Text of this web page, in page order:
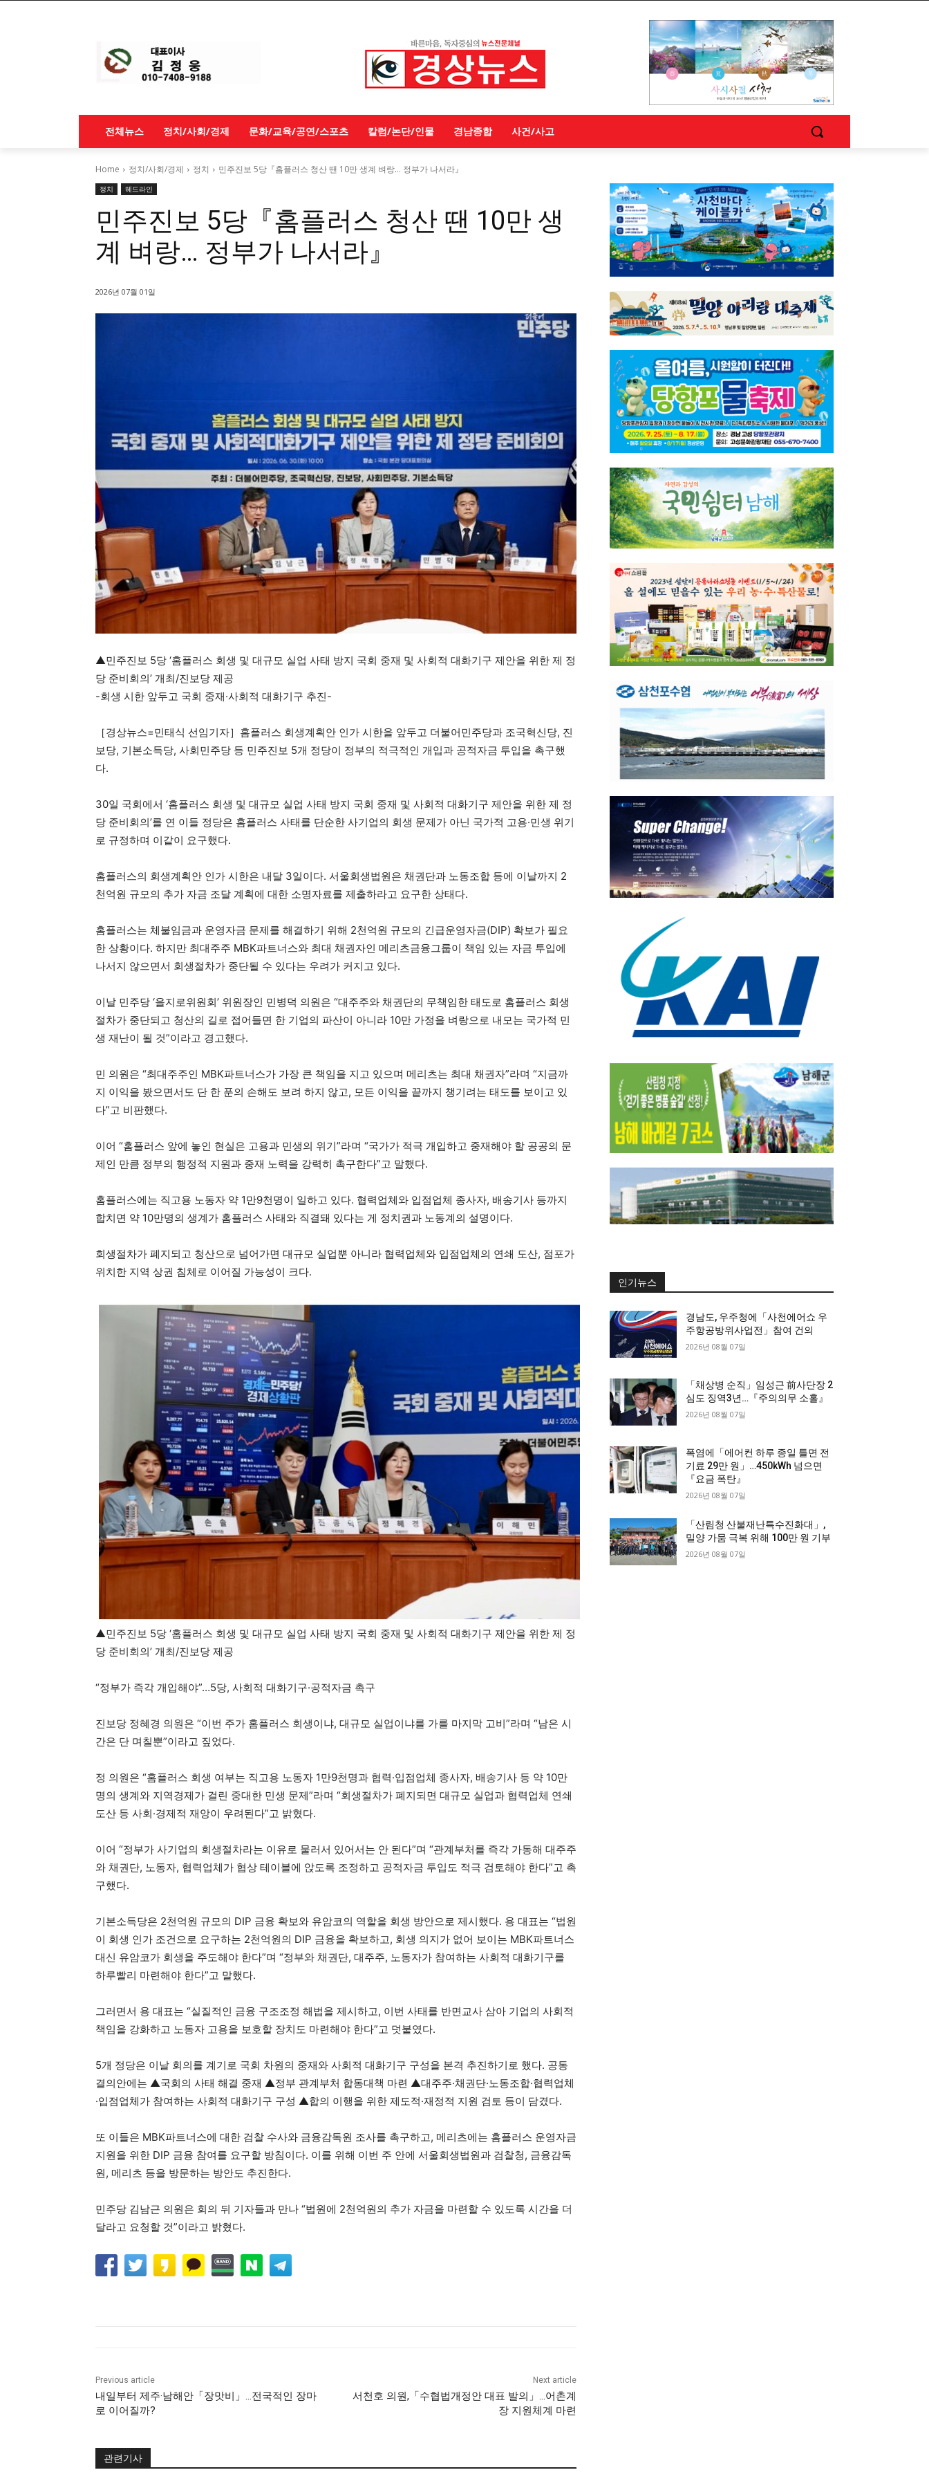
전체뉴스 정치/사회/경제 문화/교육/공연/스포츠 칼럼/논단/인물 경남종합 사건/사고
Home 정치/사회/경제 정치 민주진보 5당『홈플러스 청산 땐 10만 생계 벼랑... 정부가 나서라』
정치 헤드라인
민주진보 5당『홈플러스 청산 땐 10만 생
계 벼랑… 정부가 나서라』
2026년 07월 01일
▲민주진보 5당 ‘홈플러스 회생 및 대규모 실업 사태 방지 국회 중재 및 사회적 대화기구 제안을 위한 제 정
당 준비회의’ 개최/진보당 제공
-회생 시한 앞두고 국회 중재·사회적 대화기구 추진-
［경상뉴스=민태식 선임기자］홈플러스 회생계획안 인가 시한을 앞두고 더불어민주당과 조국혁신당, 진
보당, 기본소득당, 사회민주당 등 민주진보 5개 정당이 정부의 적극적인 개입과 공적자금 투입을 촉구했
다.
30일 국회에서 ‘홈플러스 회생 및 대규모 실업 사태 방지 국회 중재 및 사회적 대화기구 제안을 위한 제 정
당 준비회의’를 연 이들 정당은 홈플러스 사태를 단순한 사기업의 회생 문제가 아닌 국가적 고용·민생 위기
로 규정하며 이같이 요구했다.
홈플러스의 회생계획안 인가 시한은 내달 3일이다. 서울회생법원은 채권단과 노동조합 등에 이날까지 2
천억원 규모의 추가 자금 조달 계획에 대한 소명자료를 제출하라고 요구한 상태다.
홈플러스는 체불임금과 운영자금 문제를 해결하기 위해 2천억원 규모의 긴급운영자금(DIP) 확보가 필요
한 상황이다. 하지만 최대주주 MBK파트너스와 최대 채권자인 메리츠금융그룹이 책임 있는 자금 투입에
나서지 않으면서 회생절차가 중단될 수 있다는 우려가 커지고 있다.
이날 민주당 ‘을지로위원회’ 위원장인 민병덕 의원은 “대주주와 채권단의 무책임한 태도로 홈플러스 회생
절차가 중단되고 청산의 길로 접어들면 한 기업의 파산이 아니라 10만 가정을 벼랑으로 내모는 국가적 민
생 재난이 될 것”이라고 경고했다.
민 의원은 “최대주주인 MBK파트너스가 가장 큰 책임을 지고 있으며 메리츠는 최대 채권자”라며 “지금까
지 이익을 봤으면서도 단 한 푼의 손해도 보려 하지 않고, 모든 이익을 끝까지 챙기려는 태도를 보이고 있
다”고 비판했다.
이어 “홈플러스 앞에 놓인 현실은 고용과 민생의 위기”라며 “국가가 적극 개입하고 중재해야 할 공공의 문
제인 만큼 정부의 행정적 지원과 중재 노력을 강력히 촉구한다”고 말했다.
홈플러스에는 직고용 노동자 약 1만9천명이 일하고 있다. 협력업체와 입점업체 종사자, 배송기사 등까지
합치면 약 10만명의 생계가 홈플러스 사태와 직결돼 있다는 게 정치권과 노동계의 설명이다.
회생절차가 폐지되고 청산으로 넘어가면 대규모 실업뿐 아니라 협력업체와 입점업체의 연쇄 도산, 점포가
위치한 지역 상권 침체로 이어질 가능성이 크다.
▲민주진보 5당 ‘홈플러스 회생 및 대규모 실업 사태 방지 국회 중재 및 사회적 대화기구 제안을 위한 제 정
당 준비회의’ 개최/진보당 제공
“정부가 즉각 개입해야”…5당, 사회적 대화기구·공적자금 촉구
진보당 정혜경 의원은 “이번 주가 홈플러스 회생이냐, 대규모 실업이냐를 가를 마지막 고비”라며 “남은 시
간은 단 며칠뿐”이라고 짚었다.
정 의원은 “홈플러스 회생 여부는 직고용 노동자 1만9천명과 협력·입점업체 종사자, 배송기사 등 약 10만
명의 생계와 지역경제가 걸린 중대한 민생 문제”라며 “회생절차가 폐지되면 대규모 실업과 협력업체 연쇄
도산 등 사회·경제적 재앙이 우려된다”고 밝혔다.
이어 “정부가 사기업의 회생절차라는 이유로 물러서 있어서는 안 된다”며 “관계부처를 즉각 가동해 대주주
와 채권단, 노동자, 협력업체가 협상 테이블에 앉도록 조정하고 공적자금 투입도 적극 검토해야 한다”고 촉
구했다.
기본소득당은 2천억원 규모의 DIP 금융 확보와 유암코의 역할을 회생 방안으로 제시했다. 용 대표는 “법원
이 회생 인가 조건으로 요구하는 2천억원의 DIP 금융을 확보하고, 회생 의지가 없어 보이는 MBK파트너스
대신 유암코가 회생을 주도해야 한다”며 “정부와 채권단, 대주주, 노동자가 참여하는 사회적 대화기구를
하루빨리 마련해야 한다”고 말했다.
그러면서 용 대표는 “실질적인 금융 구조조정 해법을 제시하고, 이번 사태를 반면교사 삼아 기업의 사회적
책임을 강화하고 노동자 고용을 보호할 장치도 마련해야 한다”고 덧붙였다.
5개 정당은 이날 회의를 계기로 국회 차원의 중재와 사회적 대화기구 구성을 본격 추진하기로 했다. 공동
결의안에는 ▲국회의 사태 해결 중재 ▲정부 관계부처 합동대책 마련 ▲대주주·채권단·노동조합·협력업체
·입점업체가 참여하는 사회적 대화기구 구성 ▲합의 이행을 위한 제도적·재정적 지원 검토 등이 담겼다.
또 이들은 MBK파트너스에 대한 검찰 수사와 금융감독원 조사를 촉구하고, 메리츠에는 홈플러스 운영자금
지원을 위한 DIP 금융 참여를 요구할 방침이다. 이를 위해 이번 주 안에 서울회생법원과 검찰청, 금융감독
원, 메리츠 등을 방문하는 방안도 추진한다.
민주당 김남근 의원은 회의 뒤 기자들과 만나 “법원에 2천억원의 추가 자금을 마련할 수 있도록 시간을 더
달라고 요청할 것”이라고 밝혔다.
Previous article
내일부터 제주·남해안「장맛비」…전국적인 장마
로 이어질까?
Next article
서천호 의원,「수협법개정안 대표 발의」…어촌계
장 지원체계 마련
관련기사
인기뉴스
경남도, 우주청에「사천에어쇼 우
주항공방위사업전」참여 건의
2026년 08월 07일
「채상병 순직」임성근 前사단장 2
심도 징역3년…『주의의무 소홀』
2026년 08월 07일
폭염에「에어컨 하루 종일 틀면 전
기료 29만 원」…450kWh 넘으면
『요금 폭탄』
2026년 08월 07일
「산림청 산불재난특수진화대」,
밀양 가뭄 극복 위해 100만 원 기부
2026년 08월 07일